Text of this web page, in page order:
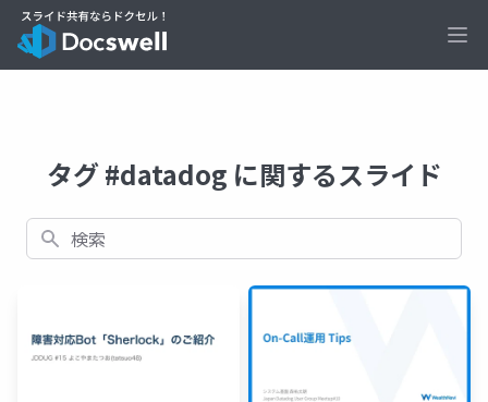
タグ #datadog に関するスライド
検索